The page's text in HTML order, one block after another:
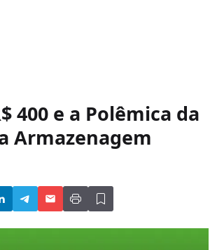
400 e a Polêmica da
Armazenagem